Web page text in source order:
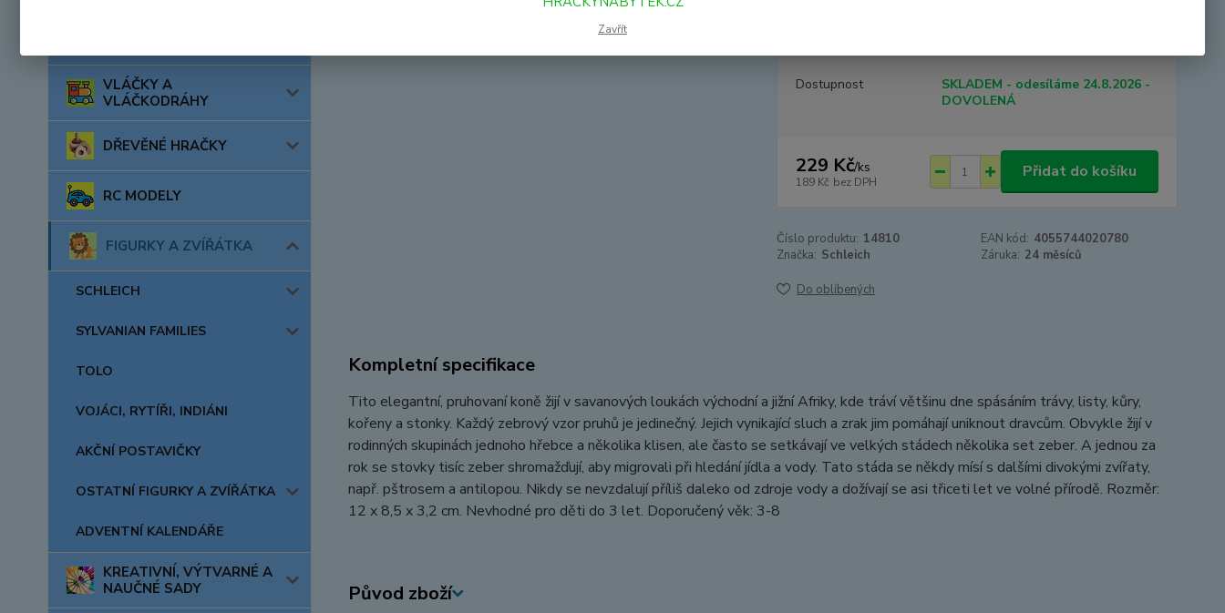
VLÁČKY A
VLÁČKODRÁHY
DŘEVĚNÉ HRAČKY
RC MODELY
FIGURKY A ZVÍŘÁTKA
SCHLEICH
SYLVANIAN FAMILIES
TOLO
VOJÁCI, RYTÍŘI, INDIÁNI
AKČNÍ POSTAVIČKY
OSTATNÍ FIGURKY A ZVÍŘÁTKA
ADVENTNÍ KALENDÁŘE
KREATIVNÍ, VÝTVARNÉ A
NAUČNÉ SADY
Dostupnost
SKLADEM - odesíláme 24.8.2026 -
DOVOLENÁ
229 Kč/ks
189 Kč bez DPH
Přidat do košíku
Číslo produktu: 14810 EAN kód: 4055744020780
Značka: Schleich Záruka: 24 měsíců
Do oblíbených
Kompletní specifikace
Tito elegantní, pruhovaní koně žijí v savanových loukách východní a jižní Afriky, kde tráví většinu dne spásáním trávy, listy, kůry,
kořeny a stonky. Každý zebrový vzor pruhů je jedinečný. Jejich vynikající sluch a zrak jim pomáhají uniknout dravcům. Obvykle žijí v
rodinných skupinách jednoho hřebce a několika klisen, ale často se setkávají ve velkých stádech několika set zeber. A jednou za
rok se stovky tisíc zeber shromažďují, aby migrovali při hledání jídla a vody. Tato stáda se někdy mísí s dalšími divokými zvířaty,
např. pštrosem a antilopou. Nikdy se nevzdalují příliš daleko od zdroje vody a dožívají se asi třiceti let ve volné přírodě. Rozměr:
12 x 8,5 x 3,2 cm. Nevhodné pro děti do 3 let. Doporučený věk: 3-8
Původ zboží
Zavřít